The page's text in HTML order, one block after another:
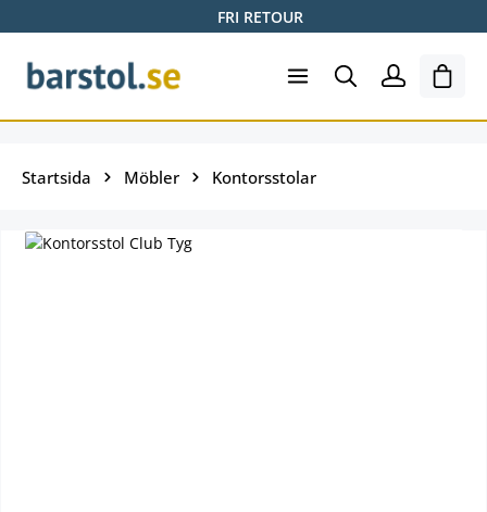
FRI RETOUR
Startsida Möbler Kontorsstolar